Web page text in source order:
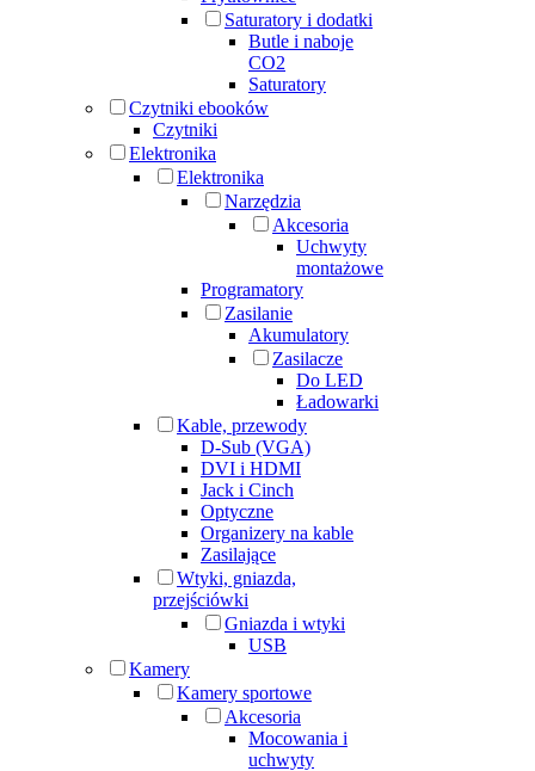
Saturatory i dodatki
Butle i naboje
CO2
Saturatory
Czytniki ebooków
Czytniki
Elektronika
Elektronika
Narzędzia
Akcesoria
Uchwyty
montażowe
Programatory
Zasilanie
Akumulatory
Zasilacze
Do LED
Ładowarki
Kable, przewody
D-Sub (VGA)
DVI i HDMI
Jack i Cinch
Optyczne
Organizery na kable
Zasilające
Wtyki, gniazda,
przejściówki
Gniazda i wtyki
USB
Kamery
Kamery sportowe
Akcesoria
Mocowania i
uchwyty